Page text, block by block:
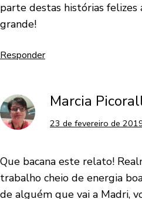
parte destas histórias felizes
grande!
Responder
Marcia
23 de fevereiro de
Que bacana este relato!
trabalho cheio de energia
de alguém que vai a Madri,